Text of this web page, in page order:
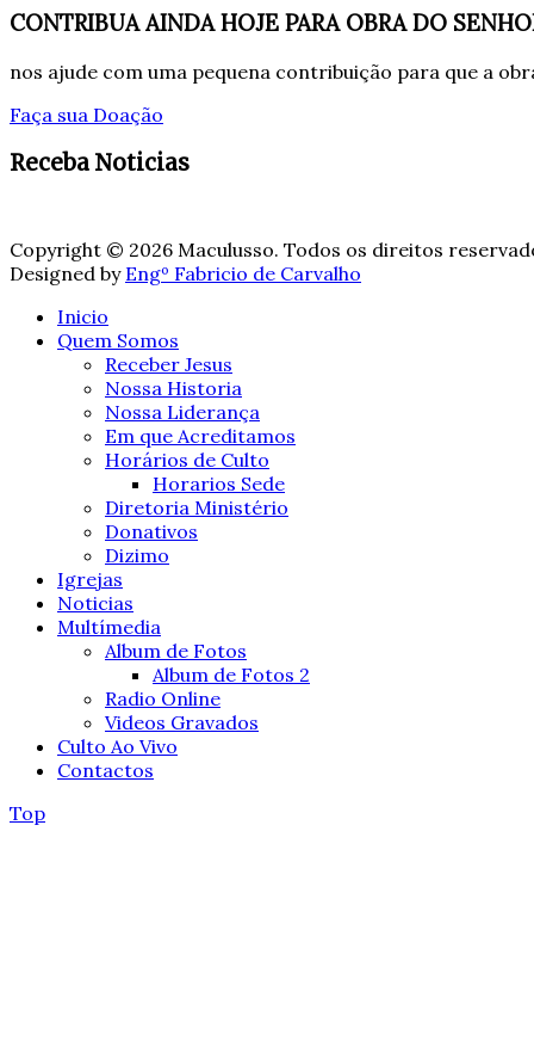
CONTRIBUA AINDA HOJE PARA OBRA DO
nos ajude com uma pequena contribuição para que a
Faça sua Doação
Receba Noticias
Copyright © 2026 Maculusso. Todos os direitos
Designed by Engº Fabricio de Carvalho
Inicio
Quem Somos
Receber Jesus
Nossa Historia
Nossa Liderança
Em que Acreditamos
Horários de Culto
Horarios Sede
Diretoria Ministério
Donativos
Dizimo
Igrejas
Noticias
Multímedia
Album de Fotos
Album de Fotos 2
Radio Online
Videos Gravados
Culto Ao Vivo
Contactos
Top